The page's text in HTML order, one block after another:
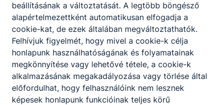
beállításának a változtatását. A legtöbb böngésző
alapértelmezettként automatikusan elfogadja a
cookie-kat, de ezek általában megváltoztathatók.
Felhívjuk figyelmét, hogy mivel a cookie-k célja
honlapunk használhatóságának és folyamatainak
megkönnyítése vagy lehetővé tétele, a cookie-k
alkalmazásának megakadályozása vagy törlése által
előfordulhat, hogy felhasználóink nem lesznek
képesek honlapunk funkcióinak teljes körű